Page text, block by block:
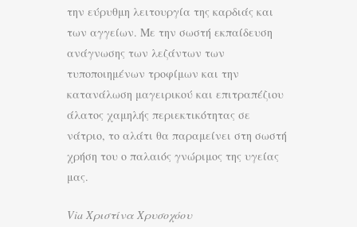
την εύρυθμη λειτουργία της καρδιάς και
των αγγείων. Με την σωστή εκπαίδευση
ανάγνωσης των λεζάντων των
τυποποιημένων τροφίμων και την
κατανάλωση μαγειρικού και επιτραπέζιου
άλατος χαμηλής περιεκτικότητας σε
νάτριο, το αλάτι θα παραμείνει στη σωστή
χρήση του ο παλαιός γνώριμος της υγείας
μας.
Via Χριστίνα Χρυσοχόου